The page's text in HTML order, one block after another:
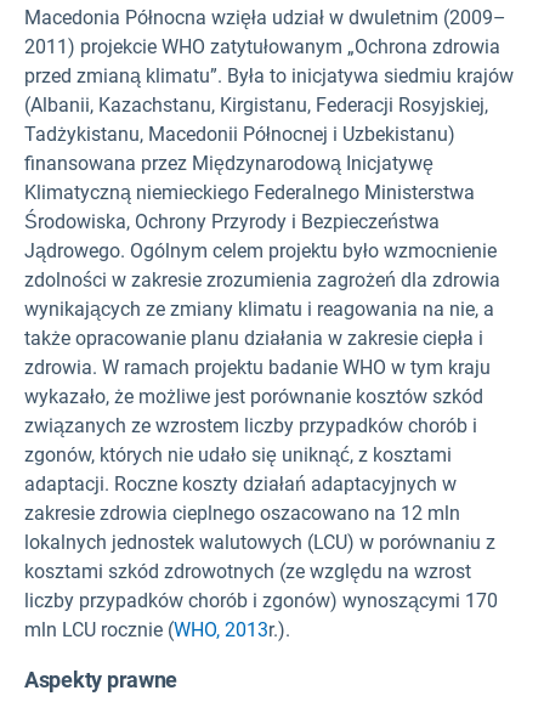
Macedonia Północna wzięła udział w dwuletnim (2009–
2011) projekcie WHO zatytułowanym „Ochrona zdrowia
przed zmianą klimatu”. Była to inicjatywa siedmiu krajów
(Albanii, Kazachstanu, Kirgistanu, Federacji Rosyjskiej,
Tadżykistanu, Macedonii Północnej i Uzbekistanu)
finansowana przez Międzynarodową Inicjatywę
Klimatyczną niemieckiego Federalnego Ministerstwa
Środowiska, Ochrony Przyrody i Bezpieczeństwa
Jądrowego. Ogólnym celem projektu było wzmocnienie
zdolności w zakresie zrozumienia zagrożeń dla zdrowia
wynikających ze zmiany klimatu i reagowania na nie, a
także opracowanie planu działania w zakresie ciepła i
zdrowia. W ramach projektu badanie WHO w tym kraju
wykazało, że możliwe jest porównanie kosztów szkód
związanych ze wzrostem liczby przypadków chorób i
zgonów, których nie udało się uniknąć, z kosztami
adaptacji. Roczne koszty działań adaptacyjnych w
zakresie zdrowia cieplnego oszacowano na 12 mln
lokalnych jednostek walutowych (LCU) w porównaniu z
kosztami szkód zdrowotnych (ze względu na wzrost
liczby przypadków chorób i zgonów) wynoszącymi 170
mln LCU rocznie (WHO, 2013r.).
Aspekty prawne